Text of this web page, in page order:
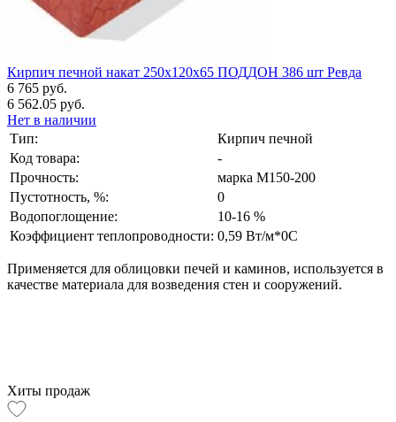
Кирпич печной накат 250x120x65 ПОДДОН 386 шт Ревда
6 765 руб.
6 562.05 руб.
Нет в наличии
Тип:
Кирпич печной
Код товара:
-
Прочность:
марка М150-200
Пустотность, %:
0
Водопоглощение:
10-16 %
Коэффициент теплопроводности: 0,59 Вт/м*0C
Применяется для облицовки печей и каминов, используется в
качестве материала для возведения стен и сооружений.
Хиты продаж